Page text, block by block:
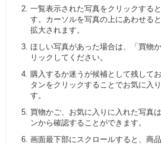
一覧表示された写真をクリックする
す。カーソルを写真の上にあわせる
拡大されます。
ほしい写真があった場合は、「買物
リックしてください。
購入するか迷うが候補として残して
タンをクリックすることでお気に入
す。
買物かご、お気に入りに入れた写真
ンから確認することができます。
画面最下部にスクロールすると、商